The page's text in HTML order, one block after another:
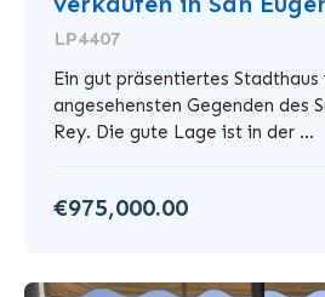
LP4407
Ein gut präsentiertes Stadthaus
angesehensten Gegenden des
Rey. Die gute Lage ist in der ...
€975,000.00